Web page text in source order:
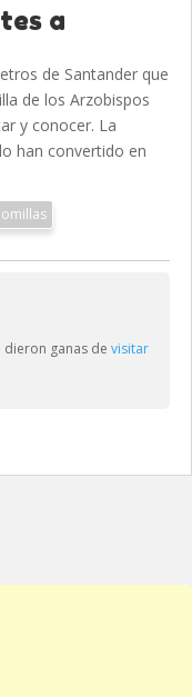
a
de Santander que
de los Arzobispos
y conocer. La
han convertido en
dieron ganas de visitar